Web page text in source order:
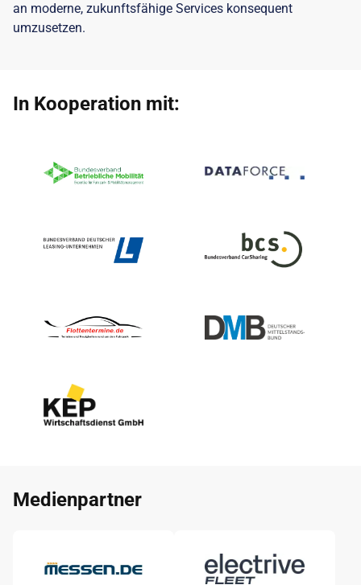
an moderne, zukunftsfähige Services konsequent
umzusetzen.
In Kooperation mit:
Medienpartner